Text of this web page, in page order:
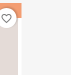
favorite_border